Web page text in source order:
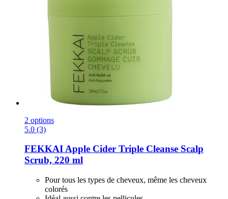
2 options
5.0 (3)
FEKKAIApple Cider Triple Cleanse Scalp
Scrub, 220 ml
Pour tous les types de cheveux, même les cheveux
colorés